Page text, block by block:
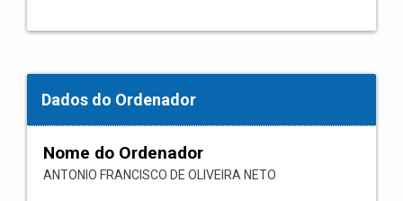
Dados do Ordenador
Nome do Ordenador
ANTONIO FRANCISCO DE OLIVEIRA NETO